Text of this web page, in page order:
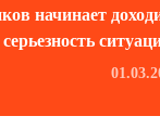
начинает
серьезность